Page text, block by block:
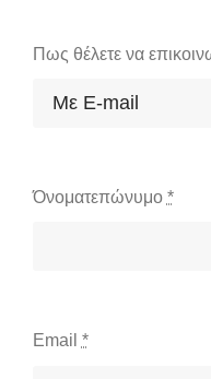
Πως θέλετε να
Όνοματεπώνυμο *
Email *